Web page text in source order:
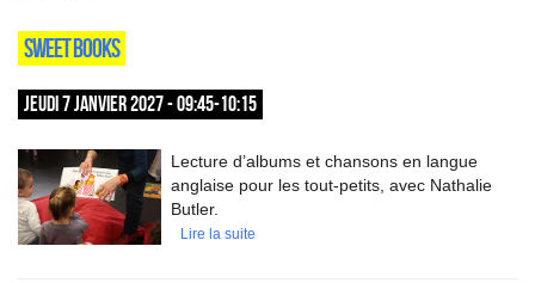
SWEET BOOKS
JEUDI 7 JANVIER 2027 - 09:45-10:15
Lecture d’albums et chansons en langue
anglaise pour les tout-petits, avec Nathalie
Butler.
Lire la suite